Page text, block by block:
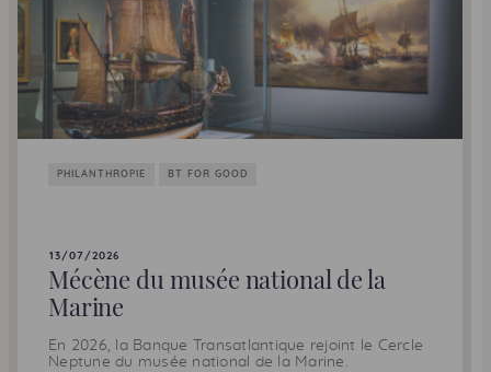
PHILANTHROPIE BT FOR GOOD
13/07/2026
Mécène du musée national de la
Marine
En 2026, la Banque Transatlantique rejoint le Cercle
Neptune du musée national de la Marine.